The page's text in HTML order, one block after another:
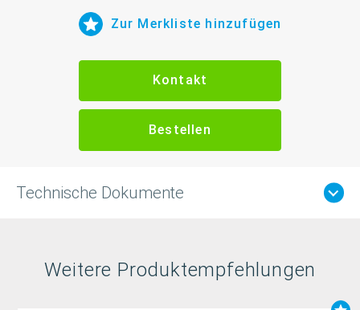
Zur Merkliste hinzufügen
Kontakt
Bestellen
Technische Dokumente
Weitere Produktempfehlungen